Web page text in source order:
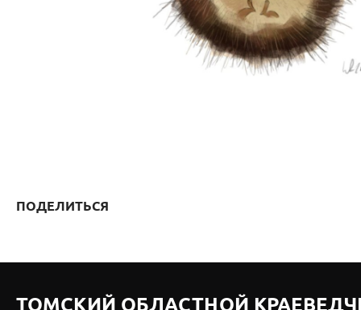
ПОДЕЛИТЬСЯ